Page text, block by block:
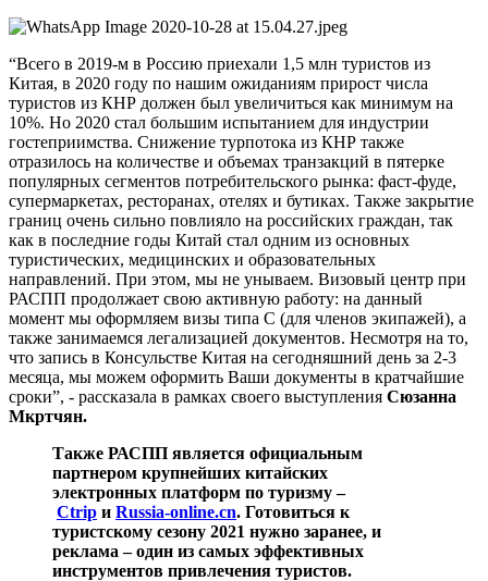
“Всего в 2019-м в Россию приехали 1,5 млн туристов из
Китая, в 2020 году по нашим ожиданиям прирост числа
туристов из КНР должен был увеличиться как минимум на
10%. Но 2020 стал большим испытанием для индустрии
гостеприимства. Снижение турпотока из КНР также
отразилось на количестве и объемах транзакций в пятерке
популярных сегментов потребительского рынка: фаст-фуде,
супермаркетах, ресторанах, отелях и бутиках. Также закрытие
границ очень сильно повлияло на российских граждан, так
как в последние годы Китай стал одним из основных
туристических, медицинских и образовательных
направлений. При этом, мы не унываем. Визовый центр при
РАСПП продолжает свою активную работу: на данный
момент мы оформляем визы типа С (для членов экипажей), а
также занимаемся легализацией документов. Несмотря на то,
что запись в Консульстве Китая на сегодняшний день за 2-3
месяца, мы можем оформить Ваши документы в кратчайшие
сроки”, - рассказала в рамках своего выступления Сюзанна
Мкртчян.
Также РАСПП является официальным
партнером крупнейших китайских
электронных платформ по туризму –
Ctrip и Russia-online.cn. Готовиться к
туристскому сезону 2021 нужно заранее, и
реклама – один из самых эффективных
инструментов привлечения туристов.